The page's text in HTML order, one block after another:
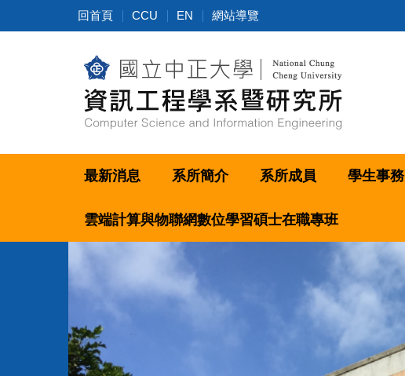
到
回首頁 CCU EN 網站導覽
最新消息 系所簡介 系所成員 學生事務
雲端計算與物聯網數位學習碩士在職專班